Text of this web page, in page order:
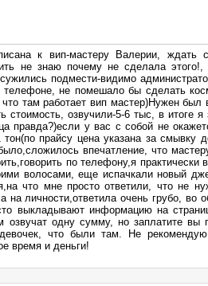
к вип-мастеру Валерии, ждать
не знаю почему не сделала этого!,
подмести-видимо
не помешало бы сделать
там работает вип мастер)Нужен был
озвучили-5-6 тыс, в итоге я
правда?)если у вас с собой не
прайсу цена указана за смывку
впечатление, что
по телефону,я практически
волосами, еще испачкали новый
что мне просто ответили, что не
личности,ответила очень грубо, во
выкладывают информацию на
одну сумму, но заплатите вы
что были там. Не
время и деньги!